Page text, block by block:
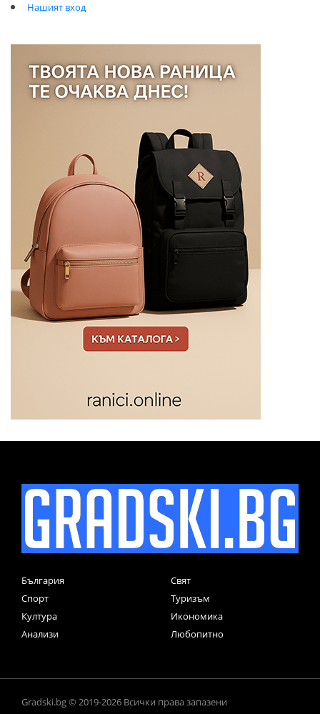
Нашият вход
България
Свят
Спорт
Туризъм
Култура
Икономика
Анализи
Любопитно
Gradski.bg © 2019-2026 Всички права запазени